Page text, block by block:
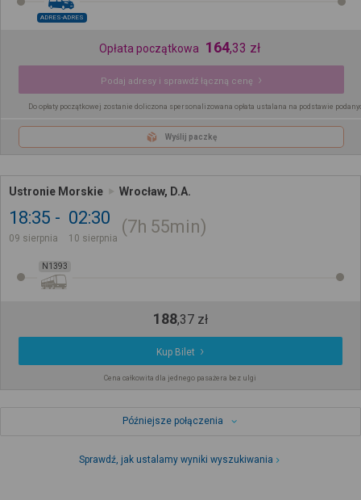
ADRES-ADRES
Opłata początkowa 164,33 zł
Podaj adresy i sprawdź łączną cenę
Do opłaty początkowej zostanie doliczona spersonalizowana opłata ustalana na podstawie
Wyślij paczkę
Ustronie Morskie Wrocław, D.A.
18:35
09 sierpnia
02:30
10 sierpnia
7h 55min
N1393
188,37 zł
Kup Bilet
Cena całkowita dla jednego pasażera bez ulgi
Późniejsze połączenia
Sprawdź, jak ustalamy wyniki wyszukiwania